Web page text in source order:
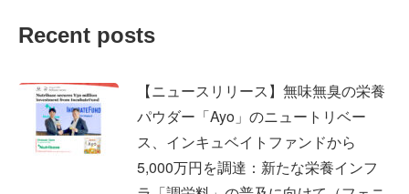
Recent posts
【ニュースリリース】無味無臭の栄養
パウダー「Ayo」のニュートリベー
ス、インキュベイトファンドから
5,000万円を調達：新たな栄養インフ